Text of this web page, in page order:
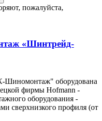
пожалуйста,
«Шинтрейд-
оборудована
фирмы Hofmann -
оборудования -
сверхнизкого профиля (от